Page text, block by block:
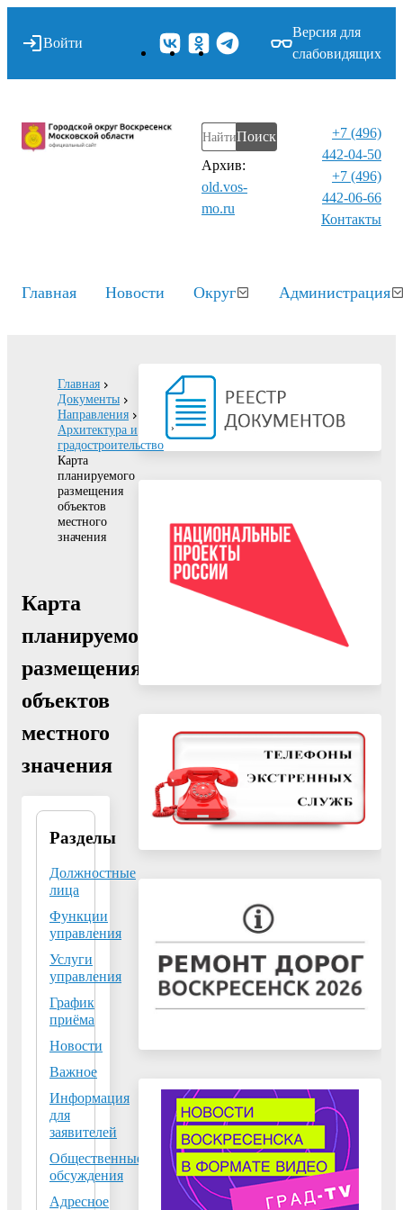
Войти
Версия для
слабовидящих
Поиск
Архив:
old.vos-
mo.ru
+7 (496)
442-04-50
+7 (496)
442-06-66
Контакты⁠
Главная Новости Округ Администрация
Главная
Документы
Направления
Архитектура и
градостроительство
Карта
планируемого
размещения
объектов
местного
значения
Карта
планируемого
размещения
объектов
местного
значения
Разделы
Должностные
лица
Функции
управления
Услуги
управления
График
приёма
Новости
Важное
Информация
для
заявителей
Общественные
обсуждения
Адресное
архитектуры и
городского округа
Воскресенск
Московской
140200, Московская
16 и +7 (496) 449-60-
18
Факс:
graddoc@vos-mo.ru-
отдел подготовки